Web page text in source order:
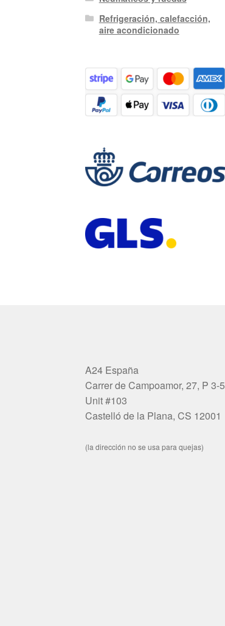
Refrigeración, calefacción,
aire acondicionado
A24 España
Carrer de Campoamor, 27, P 3-5
Unit #103
Castelló de la Plana, CS 12001
(la dirección no se usa para quejas)